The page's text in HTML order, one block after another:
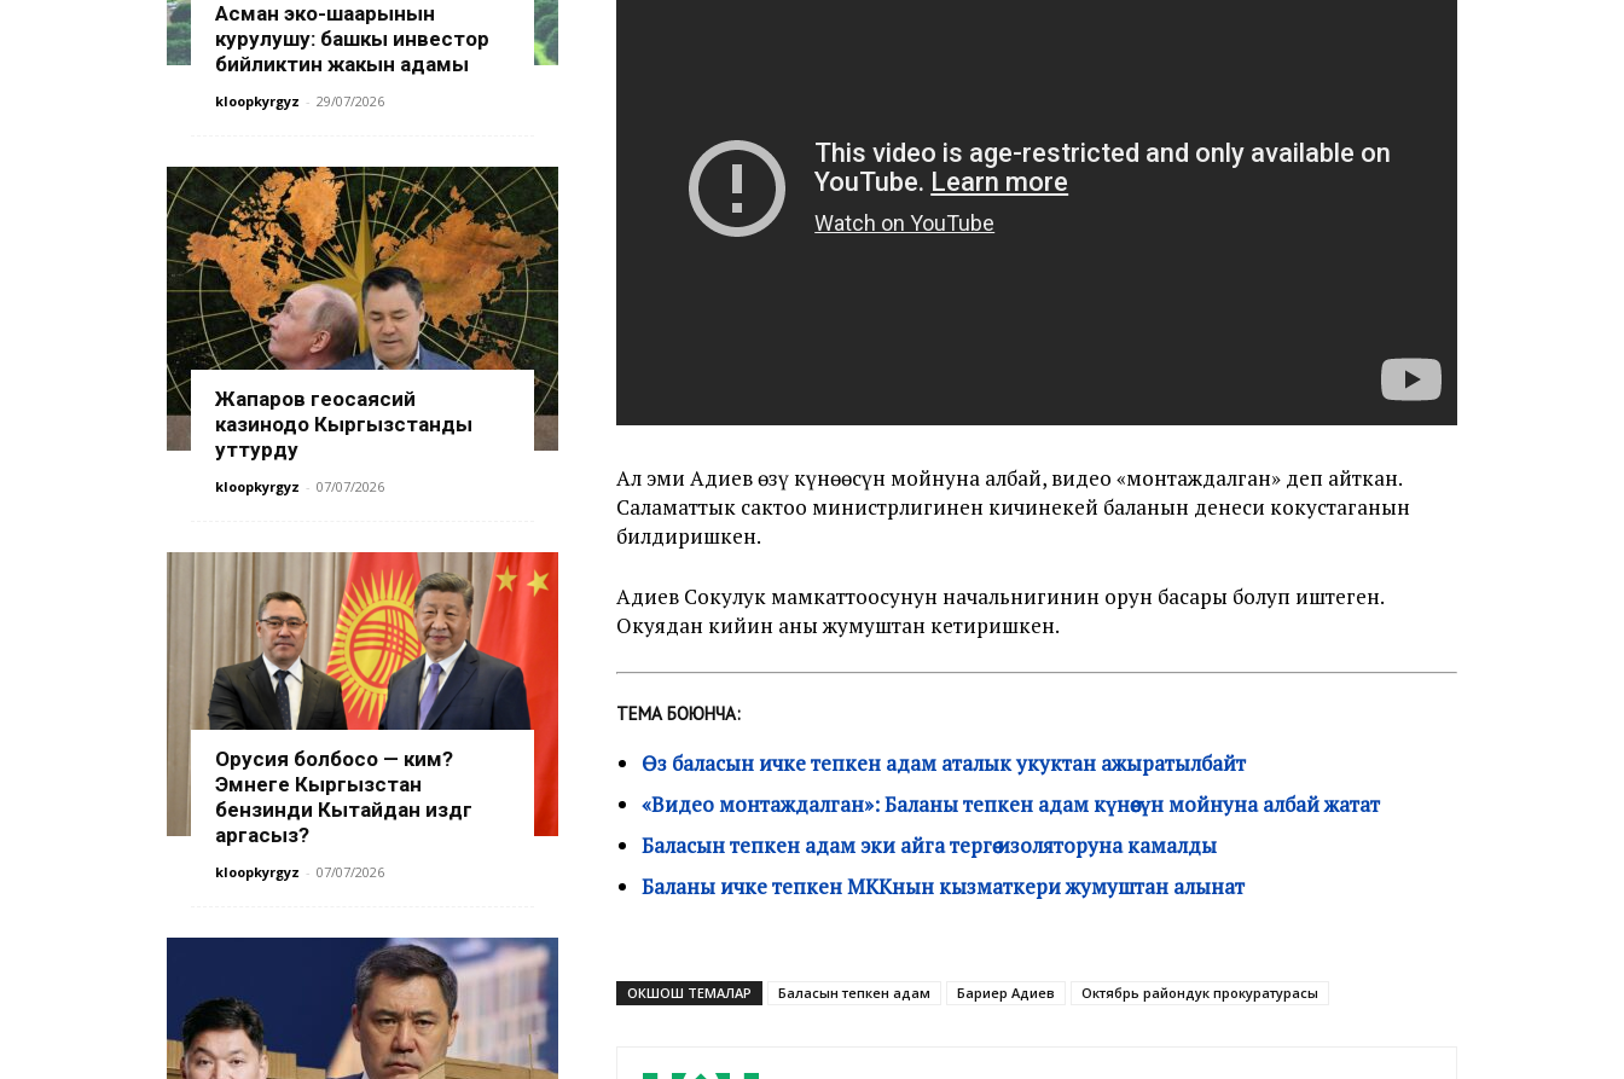
Ал эми Адиев өзү күнөөсүн мойнуна албай, видео «монтаждалган» деп айткан.
Саламаттык сактоо министрлигинен кичинекей баланын денеси кокустаганын
билдиришкен.
Адиев Сокулук мамкаттоосунун начальнигинин орун басары болуп иштеген.
Окуядан кийин аны жумуштан кетиришкен.
ТЕМА БОЮНЧА:
Өз баласын ичке тепкен адам аталык укуктан ажыратылбайт
«Видео монтаждалган»: Баланы тепкен адам күнөөсүн мойнуна албай жатат
Баласын тепкен адам эки айга тергөө изоляторуна камалды
Баланы ичке тепкен МККнын кызматкери жумуштан алынат
ОКШОШ ТЕМАЛАР Баласын тепкен адам Бариер Адиев Октябрь райондук прокуратурасы
Асман эко-шаарынын
курулушу: башкы инвестор
бийликтин жакын адамы
kloopkyrgyz - 29/07/2026
Жапаров геосаясий
казинодо Кыргызстанды
уттурду
kloopkyrgyz - 07/07/2026
Орусия болбосо — ким?
Эмнеге Кыргызстан
бензинди Кытайдан издөөгө
аргасыз?
kloopkyrgyz - 07/07/2026